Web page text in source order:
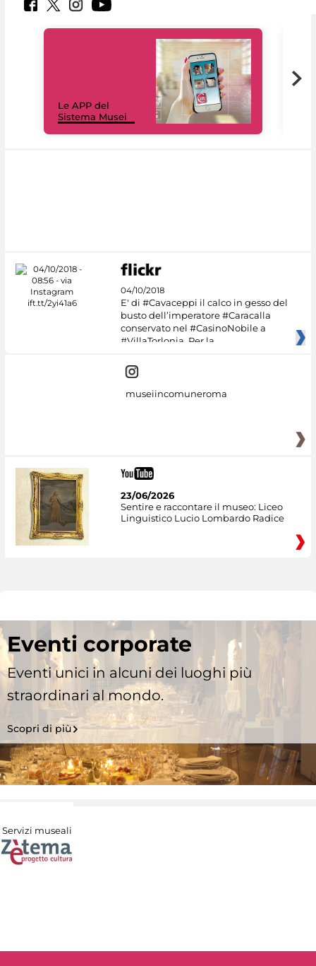
Le APP del
Sistema Musei
04/10/2018
E' di #Cavaceppi il calco in gesso del
busto dell’imperatore #Caracalla
conservato nel #CasinoNobile a
#VillaTorlonia. Per la
museiincomuneroma
23/06/2026
Sentire e raccontare il museo: Liceo
Linguistico Lucio Lombardo Radice
Eventi corporate
Eventi unici in alcuni dei luoghi più
straordinari al mondo.
Scopri di più
Servizi museali